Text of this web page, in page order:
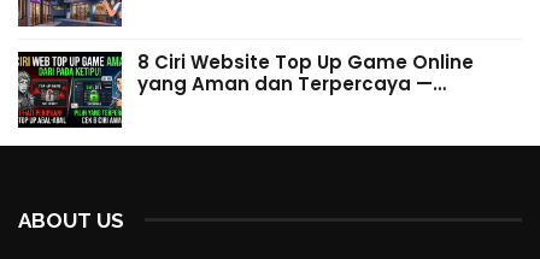
8 Ciri Website Top Up Game Online
yang Aman dan Terpercaya —…
ABOUT US